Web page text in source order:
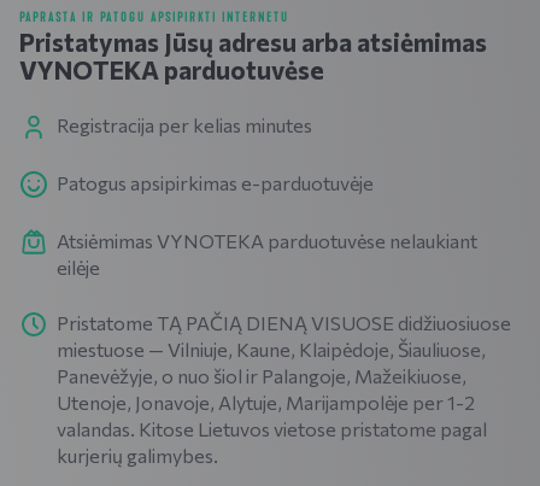
PAPRASTA IR PATOGU APSIPIRKTI INTERNETU
Pristatymas Jūsų adresu arba atsiėmimas
VYNOTEKA parduotuvėse
Registracija per kelias minutes
Patogus apsipirkimas e-parduotuvėje
Atsiėmimas VYNOTEKA parduotuvėse nelaukiant
eilėje
Pristatome TĄ PAČIĄ DIENĄ VISUOSE didžiuosiuose
miestuose — Vilniuje, Kaune, Klaipėdoje, Šiauliuose,
Panevėžyje, o nuo šiol ir Palangoje, Mažeikiuose,
Utenoje, Jonavoje, Alytuje, Marijampolėje per 1-2
valandas. Kitose Lietuvos vietose pristatome pagal
kurjerių galimybes.